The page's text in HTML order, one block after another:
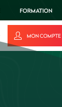
FORMATION
MON COMPTE